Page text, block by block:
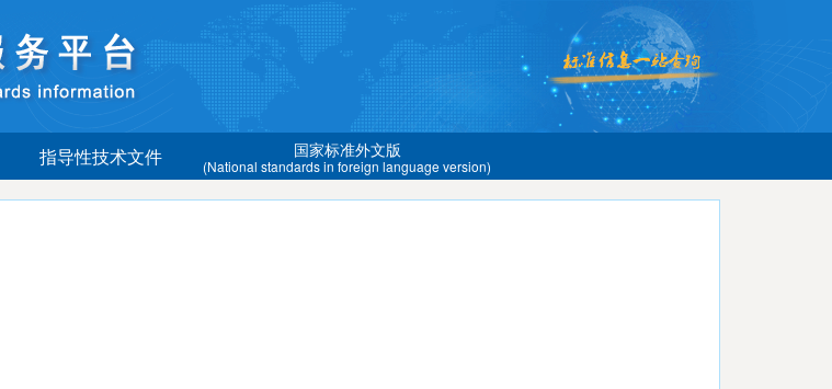
指导性技术文件 国家标准外文版
(National standards in foreign language version)